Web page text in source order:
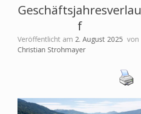
Geschäftsjahresverlau
f
Veröffentlicht am 2. August 2025 von
Christian Strohmayer